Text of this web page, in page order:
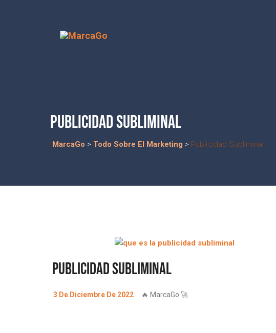
PUBLICIDAD SUBLIMINAL
MarcaGo > Todo Sobre El Marketing > Publicidad Subliminal
Publicidad Subliminal
3 De Diciembre De 2022 🔥 MarcaGo 🚀